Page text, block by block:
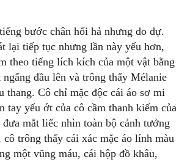
bước chân hối hả nhưng do dự.
lại tiếp tục nhưng lần này yếu hơn,
theo tiếng lích kích của một vật bằng
đầu lên và trông thấy Mélanie
thang. Cô chỉ mặc độc cái áo sơ mi
tay yếu ớt của cô cầm thanh kiếm của
mắt liếc nhìn toàn bộ cảnh tưởng
trông thấy cái xác mặc áo lính màu
một vũng máu, cái hộp đồ khâu,